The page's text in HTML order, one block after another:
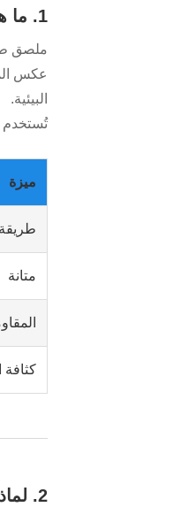
1. ما هو ملصق طباعة الشاشة؟
ملصق
عكس
البيئية.
تُستخدم
ميزة
متانة
كثافة
2. لماذا تفضل العديد من الصناعات ملصقات طباعة الشاشة؟